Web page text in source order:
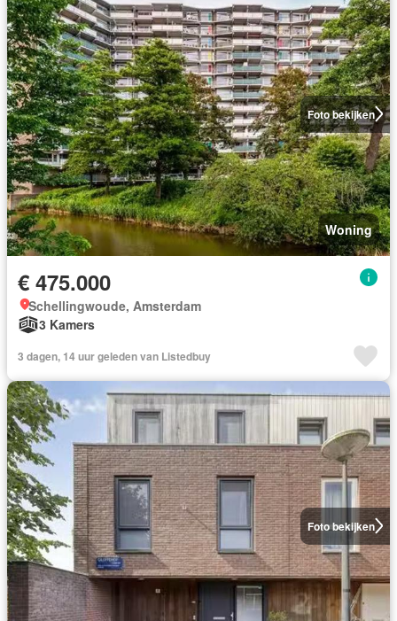
Foto bekijken
Woning
€ 475.000
Schellingwoude, Amsterdam
3 Kamers
3 dagen, 14 uur geleden van Listedbuy
Foto bekijken